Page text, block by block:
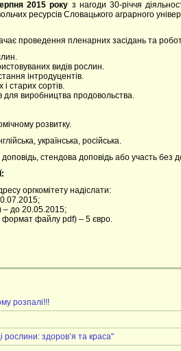
2015 року з нагоди 30-річчя
ресурсів Словацького аграрного
проведення пленарних засідань та
видів рослин.
інтродуцентів.
старих сортів.
для виробництва продовольства.
розвитку.
українська, російська.
стендова доповідь або участь без
оргкомітету надіслати:
– до 20.05.2015;
формат файлу pdf) – 5 євро.
розпалі!!!
здоров’я та краса"